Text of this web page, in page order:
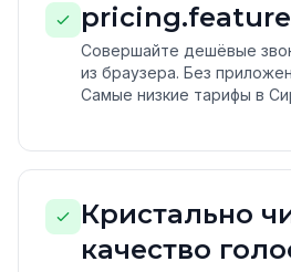
Совершайте дешёвые
из браузера. Без
Самые низкие тарифы в
Кристально
качество